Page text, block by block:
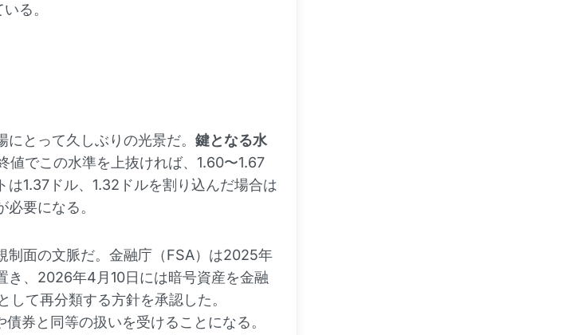
る。
とって久しぶりの光景だ。 鍵となる水
値でこの水準を上抜ければ、1.60〜1.67
は1.37ドル、1.32ドルを割り込んだ場合は
要になる。
制面の文脈だ。金融庁（FSA）は2025年
き、2026年4月10日には暗号資産を金融
て再分類する方針を承認した。
債券と同等の扱いを受けることになる。